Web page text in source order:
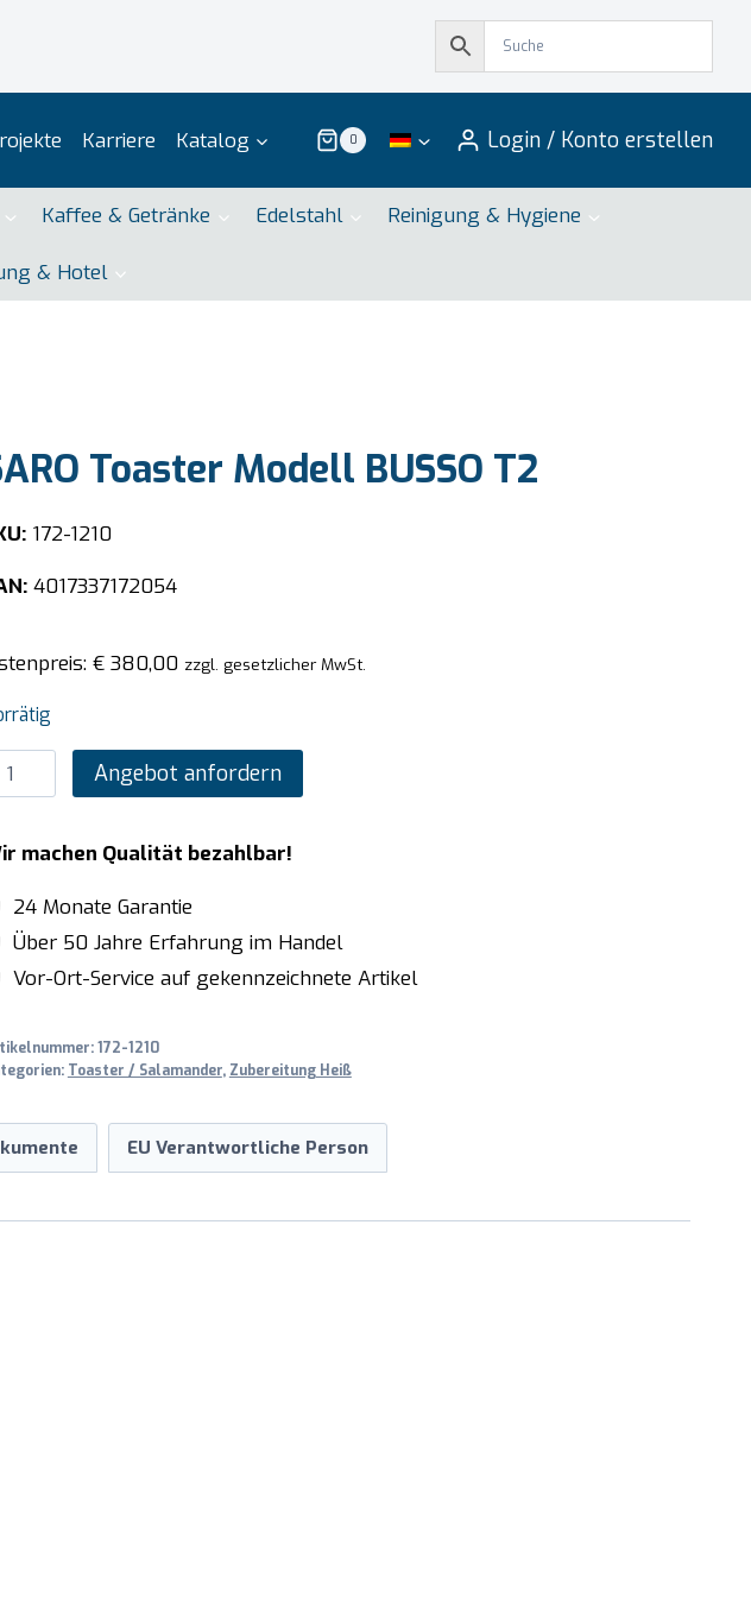
Karriere Katalog 0 Login / Konto erstellen
Kaffee & Getränke Edelstahl Reinigung & Hygiene
& Hotel
Toaster Modell BUSSO T2
172-1210
4017337172054
€380,00 zzgl. gesetzlicher MwSt.
Angebot anfordern
machen Qualität bezahlbar!
24 Monate Garantie
Über 50 Jahre Erfahrung im Handel
Vor-Ort-Service auf gekennzeichnete Artikel
172-1210
Toaster / Salamander, Zubereitung Heiß
EU Verantwortliche Person